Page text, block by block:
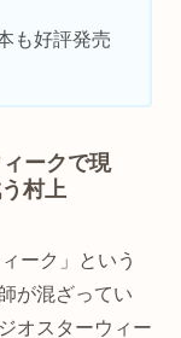
も好評発売
ークで現
村上
ーク」という
が混ざってい
オスターウィー